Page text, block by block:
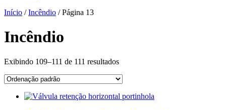
Início /Incêndio / Página 13
Incêndio
Exibindo 109–111 de 111 resultados